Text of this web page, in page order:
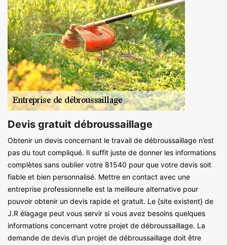
Devis gratuit débroussaillage
Obtenir un devis concernant le travail de débroussaillage n’est
pas du tout compliqué. Il suffit juste de donner les informations
complètes sans oublier votre 81540 pour que votre devis soit
fiable et bien personnalisé. Mettre en contact avec une
entreprise professionnelle est la meilleure alternative pour
pouvoir obtenir un devis rapide et gratuit. Le {site existent} de
J.R élagage peut vous servir si vous avez besoins quelques
informations concernant votre projet de débroussaillage. La
demande de devis d’un projet de débroussaillage doit être